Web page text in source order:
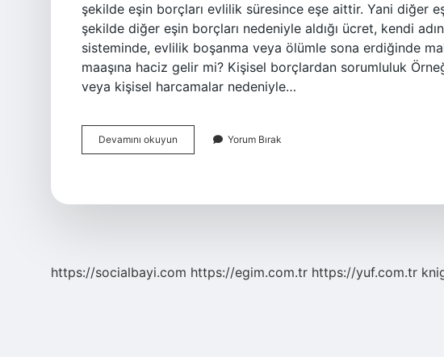
şekilde eşin borçları evlilik süresince eşe aittir. Yani diğer
şekilde diğer eşin borçları nedeniyle aldığı ücret, kendi
sisteminde, evlilik boşanma veya ölümle sona erdiğinde
maaşına haciz gelir mi? Kişisel borçlardan sorumluluk
veya kişisel harcamalar nedeniyle…
Devamını okuyun
Borcu
Yorum Bırak
https://socialbayi.com https://egim.com.tr https://yuf.com.tr